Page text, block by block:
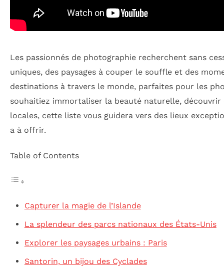
Les passionnés de photographie recherchent sans
uniques, des paysages à couper le souffle et des
destinations à travers le monde, parfaites pour les
souhaitiez immortaliser la beauté naturelle,
locales, cette liste vous guidera vers des lieux
a à offrir.
Table of Contents
Capturer la magie de l’Islande
La splendeur des parcs nationaux des États-Unis
Explorer les paysages urbains : Paris
Santorin, un bijou des Cyclades